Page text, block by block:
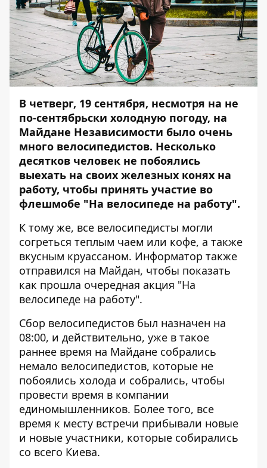
В четверг, 19 сентября, несмотря на не
по-сентябрьски холодную погоду, на
Майдане Независимости было очень
много велосипедистов. Несколько
десятков человек не побоялись
выехать на своих железных конях на
работу, чтобы принять участие во
флешмобе "На велосипеде на работу".
К тому же, все велосипедисты могли
согреться теплым чаем или кофе, а также
вкусным круассаном. Информатор также
отправился на Майдан, чтобы показать
как прошла очередная акция "На
велосипеде на работу".
Сбор велосипедистов был назначен на
08:00, и действительно, уже в такое
раннее время на Майдане собрались
немало велосипедистов, которые не
побоялись холода и собрались, чтобы
провести время в компании
единомышленников. Более того, все
время к месту встречи прибывали новые
и новые участники, которые собирались
со всего Киева.